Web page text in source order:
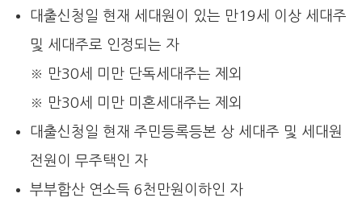
대출신청일 현재 세대원이 있는 만19세 이상 세대주
및 세대주로 인정되는 자
※ 만30세 미만 단독세대주는 제외
※ 만30세 미만 미혼세대주는 제외
대출신청일 현재 주민등록등본 상 세대주 및 세대원
전원이 무주택인 자
부부합산 연소득 6천만원이하인 자